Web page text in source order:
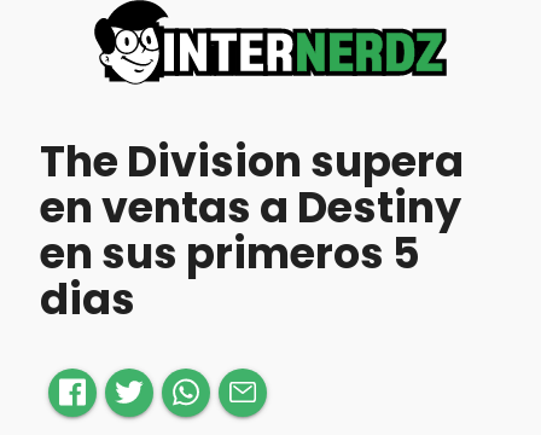
The Division supera
en ventas a Destiny
en sus primeros 5
dias